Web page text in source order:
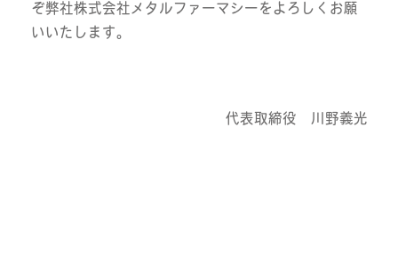
ぞ弊社株式会社メタルファーマシーをよろしくお願
いいたします。
代表取締役 川野義光